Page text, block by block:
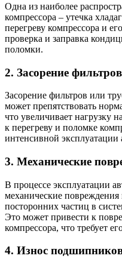
Одна из наиболее
компрессора – утечка
перегреву компрессора и
проверка и заправка
поломки.
2. Засорение
Засорение фильтров или
может препятствовать
что увеличивает нагрузку
к перегреву и поломке
интенсивной эксплуатации
3. Механические
В процессе эксплуатации
механические повреждения
посторонних частиц в
Это может привести к
компрессора, что требует
4. Износ